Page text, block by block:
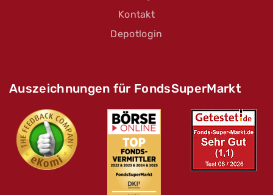
Kontakt
Depotlogin
Auszeichnungen für FondsSuperMarkt